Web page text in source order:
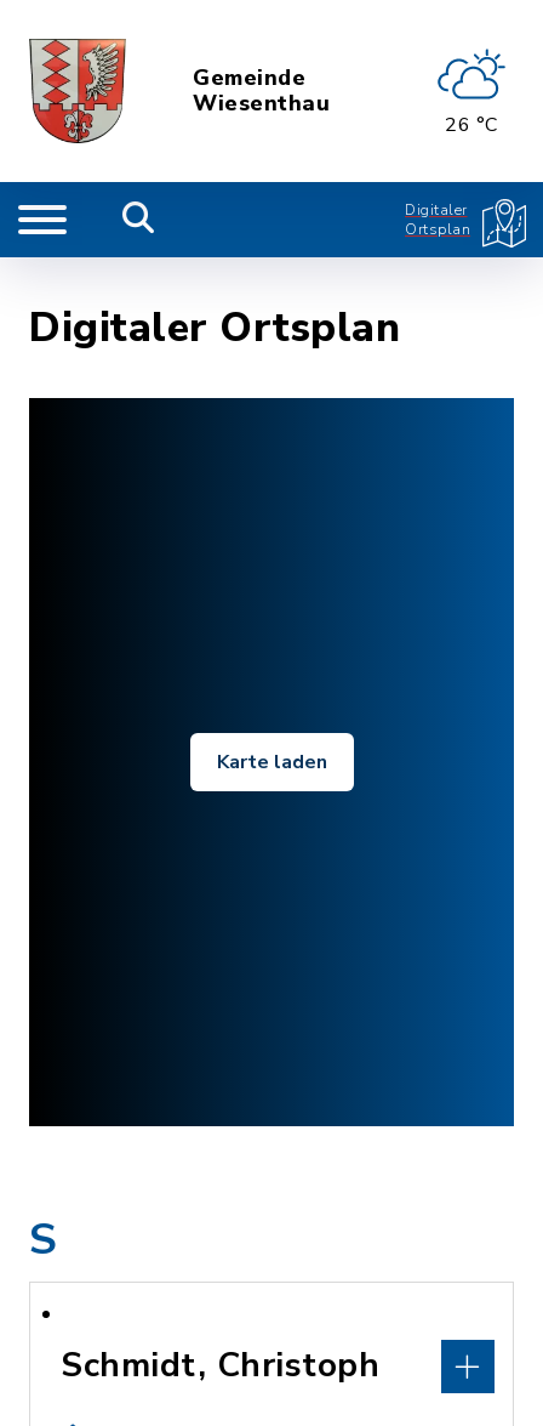
Gemeinde
Wiesenthau
26 °C
Digitaler
Ortsplan
Digitaler Ortsplan
Karte laden
S
Schmidt, Christoph